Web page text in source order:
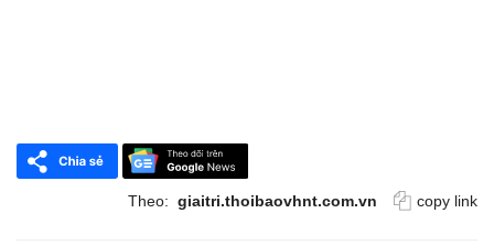
Theo: giaitri.thoibaovhnt.com.vn copy link